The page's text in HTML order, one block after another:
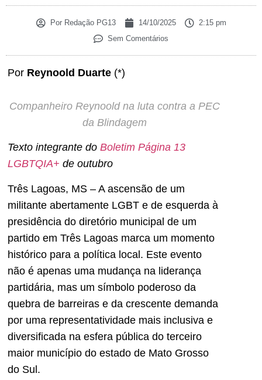
PorRedação PG13 14/10/2025
2:15 pm
Sem Comentários
Por Reynoold Duarte (*)
Companheiro Reynoold na luta contra a PEC
da Blindagem
Texto integrante do Boletim Página 13
LGBTQIA+ de outubro
Três Lagoas, MS – A ascensão de um
militante abertamente LGBT e de esquerda à
presidência do diretório municipal de um
partido em Três Lagoas marca um momento
histórico para a política local. Este evento
não é apenas uma mudança na liderança
partidária, mas um símbolo poderoso da
quebra de barreiras e da crescente demanda
por uma representatividade mais inclusiva e
diversificada na esfera pública do terceiro
maior município do estado de Mato Grosso
do Sul.